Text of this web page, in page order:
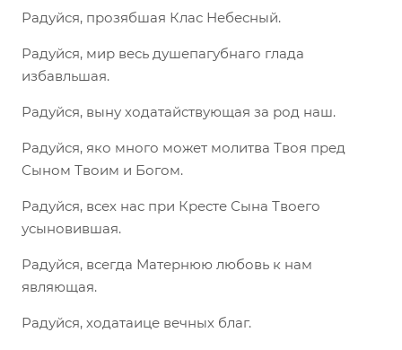
Радуйся, прозябшая Клас Небесный.
Радуйся, мир весь душепагубнаго глада
избавльшая.
Радуйся, выну ходатайствующая за род наш.
Радуйся, яко много может молитва Твоя пред
Сыном Твоим и Богом.
Радуйся, всех нас при Кресте Сына Твоего
усыновившая.
Радуйся, всегда Матернюю любовь к нам
являющая.
Радуйся, ходатаице вечных благ.